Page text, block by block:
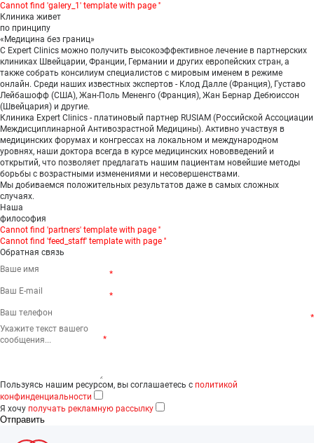
Cannot find 'galery_1' template with page ''
Клиника живет
по принципу
«Медицина без границ»
С Expert Clinics можно получить высокоэффективное лечение в партнерских
клиниках Швейцарии, Франции, Германии и других европейских стран, а
также собрать консилиум специалистов с мировым именем в режиме
онлайн. Среди наших известных экспертов - Клод Далле (Франция), Густаво
Лейбашофф (США), Жан-Поль Мененго (Франция), Жан Бернар Дебюиссон
(Швейцария) и другие.
Клиника Expert Clinics - платиновый партнер RUSIAM (Российской Ассоциации
Междисциплинарной Антивозрастной Медицины). Активно участвуя в
медицинских форумах и конгрессах на локальном и международном
уровнях, наши доктора всегда в курсе медицинских нововведений и
открытий, что позволяет предлагать нашим пациентам новейшие методы
борьбы с возрастными изменениями и несовершенствами.
Мы добиваемся положительных результатов даже в самых сложных
случаях.
Наша
философия
Cannot find 'partners' template with page ''
Cannot find 'feed_staff' template with page ''
Обратная связь
*
*
*
*
Пользуясь нашим ресурсом, вы соглашаетесь с политикой
конфинденциальности
Я хочу получать рекламную рассылку
Отправить